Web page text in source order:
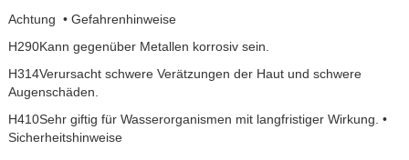
Achtung • Gefahrenhinweise
H290Kann gegenüber Metallen korrosiv sein.
H314Verursacht schwere Verätzungen der Haut und schwere
Augenschäden.
H410Sehr giftig für Wasserorganismen mit langfristiger Wirkung. •
Sicherheitshinweise